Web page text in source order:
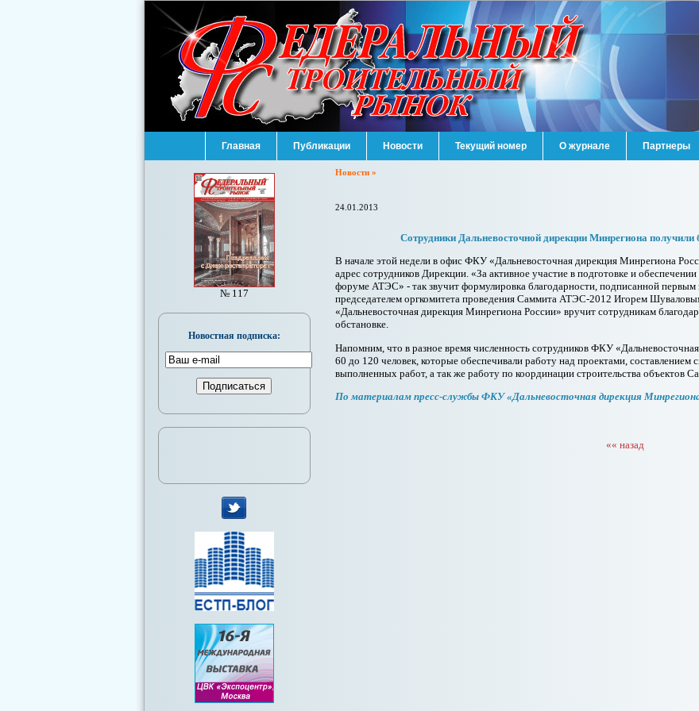
Главная Публикации Новости Текущий номер О журнале Партнеры
Новости »
24.01.2013
Сотрудники Дальневосточной дирекции Минрегиона получили
В начале этой недели в офис ФКУ «Дальневосточная дирекция Минрегиона
адрес сотрудников Дирекции. «За активное участие в подготовке и
форуме АТЭС» - так звучит формулировка благодарности, подписанной первым
председателем оргкомитета проведения Саммита АТЭС-2012 Игорем
«Дальневосточная дирекция Минрегиона России» вручит сотрудникам
обстановке.
Напомним, что в разное время численность сотрудников ФКУ
60 до 120 человек, которые обеспечивали работу над проектами, составлением
выполненных работ, а так же работу по координации строительства объектов
По материалам пресс-службы ФКУ «Дальневосточная дирекция
«« назад
№ 117
Новостная подписка:
мы
в
Twitter